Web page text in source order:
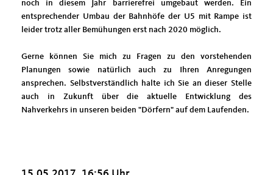
noch in diesem Jahr barrierefrei umgebaut werden. Ein
entsprechender Umbau der Bahnhöfe der U5 mit Rampe ist
leider trotz aller Bemühungen erst nach 2020 möglich.
Gerne können Sie mich zu Fragen zu den vorstehenden
Planungen sowie natürlich auch zu Ihren Anregungen
ansprechen. Selbstverständlich halte ich Sie an dieser Stelle
auch in Zukunft über die aktuelle Entwicklung des
Nahverkehrs in unseren beiden "Dörfern" auf dem Laufenden.